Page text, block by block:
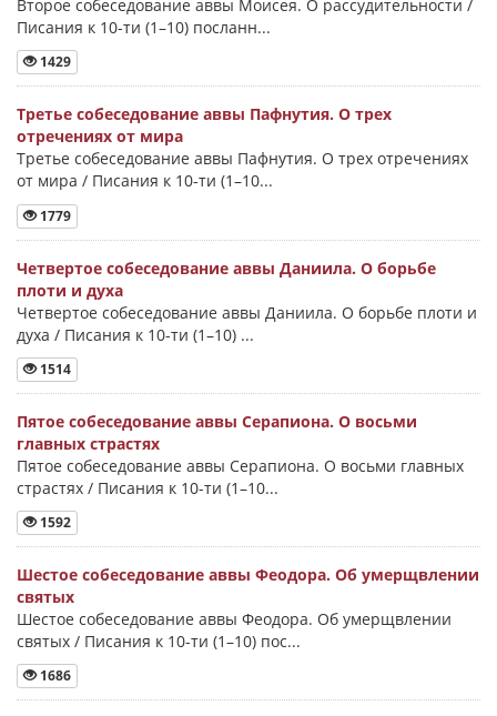
Второе собеседование аввы Моисея. О рассудительности /
Писания к 10-ти (1–10) посланн...
1429
Третье собеседование аввы Пафнутия. О трех
отречениях от мира
Третье собеседование аввы Пафнутия. О трех отречениях
от мира / Писания к 10-ти (1–10...
1779
Четвертое собеседование аввы Даниила. О борьбе
плоти и духа
Четвертое собеседование аввы Даниила. О борьбе плоти и
духа / Писания к 10-ти (1–10) ...
1514
Пятое собеседование аввы Серапиона. О восьми
главных страстях
Пятое собеседование аввы Серапиона. О восьми главных
страстях / Писания к 10-ти (1–10...
1592
Шестое собеседование аввы Феодора. Об умерщвлении
святых
Шестое собеседование аввы Феодора. Об умерщвлении
святых / Писания к 10-ти (1–10) пос...
1686